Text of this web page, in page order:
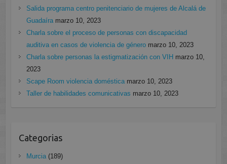
Salida programa centro penitenciario de mujeres de Alcalá de
Guadaíra marzo 10, 2023
Charla sobre el proceso de personas con discapacidad
auditiva en casos de violencia de género marzo 10, 2023
Charla sobre personas la estigmatización con VIH marzo 10,
2023
Scape Room violencia doméstica marzo 10, 2023
Taller de habilidades comunicativas marzo 10, 2023
Categorias
Murcia(189)